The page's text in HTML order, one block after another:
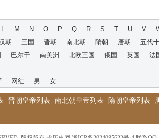
L M N O P Q R S T U V
朝 三国 晋朝 南北朝 隋朝 唐朝 五代
巴尔干 南美洲 北欧三国 俄国 英国 法
网红 男 女
晋朝皇帝列表 南北朝皇帝列表 隋朝皇帝列表